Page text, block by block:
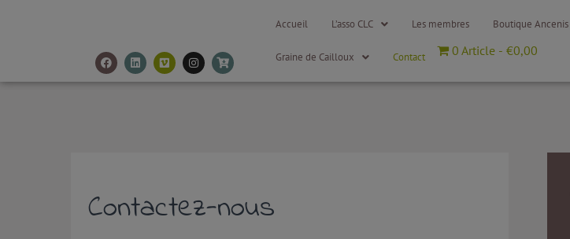
Accueil L’asso CLC Les membres Boutique Ancenis
Graine de Cailloux Contact 0 Article €0,00
Contactez-nous